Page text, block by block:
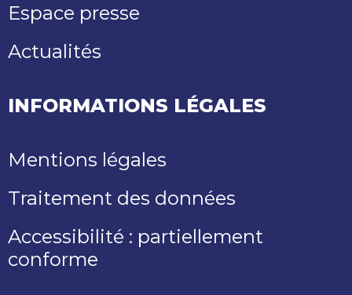
Espace presse
Actualités
INFORMATIONS LÉGALES
Mentions légales
Traitement des données
Accessibilité : partiellement
conforme